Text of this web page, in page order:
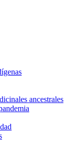
ancestrales